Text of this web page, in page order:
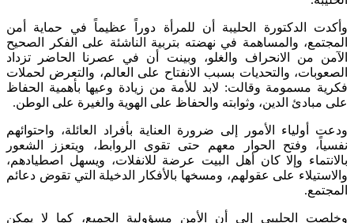
وأكدت الدكتورة الحليبة أن للمرأة دوراً عظيماً في حماية أمن
المجتمع، والمساهمة في نهضته بتربية الناشئة على الفكر الصحيح
الآمن من الانحراف والغلو، وبينت أن في عصرنا الحاضر تزداد
الصعوبات، والتحديات بسبب الانفتاح على العالم، والتعرض لحملات
فكرية مسمومة وقالت: لابد للأمة من زيادة وعيها بأهمية الحفاظ
على مبادئ الدين، وثوابته والحفاظ على الهوية والغيرة على الوطن.
ودعت أولياء الأمور إلى ضرورة العناية بأفراد العائلة، واحتوائهم
نفسياً، وفتح الحوار معهم حتى تقوى الروابط، ويتعزز الشعور
بالانتماء وإلا كان أهل البيت عرضة للانفلات، ويسهل اصطيادهم،
والاستيلاء على عقولهم، ومسخها بالأفكار الدخيلة التي تقوض دعائم
المجتمع.
وخلصت الحليبي إلى أن الأمن مسؤولية الجميع، كما لا يمكن